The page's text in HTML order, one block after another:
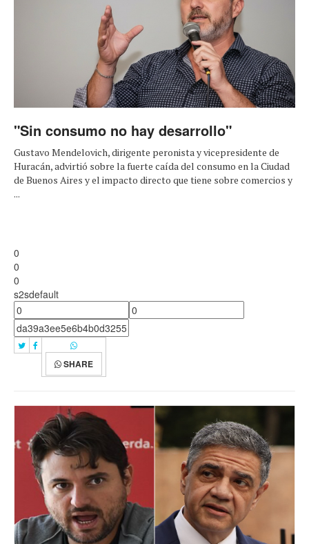
"Sin consumo no hay desarrollo"
Gustavo Mendelovich, dirigente peronista y vicepresidente de
Huracán, advirtió sobre la fuerte caída del consumo en la Ciudad
de Buenos Aires y el impacto directo que tiene sobre comercios y
...
0
0
0
s2sdefault
SHARE